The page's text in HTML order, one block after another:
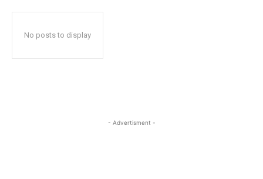
No posts to display
- Advertisment -